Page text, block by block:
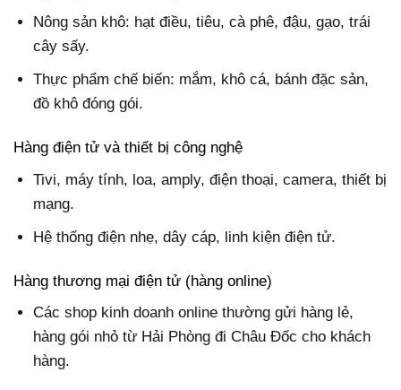
Nông sản khô: hạt điều, tiêu, cà phê, đậu, gạo, trái
cây sấy.
Thực phẩm chế biến: mắm, khô cá, bánh đặc sản,
đồ khô đóng gói.
Hàng điện tử và thiết bị công nghệ
Tivi, máy tính, loa, amply, điện thoại, camera, thiết bị
mạng.
Hệ thống điện nhẹ, dây cáp, linh kiện điện tử.
Hàng thương mại điện tử (hàng online)
Các shop kinh doanh online thường gửi hàng lẻ,
hàng gói nhỏ từ Hải Phòng đi Châu Đốc cho khách
hàng.